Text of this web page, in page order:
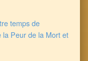
temps de
la Peur de la Mort et